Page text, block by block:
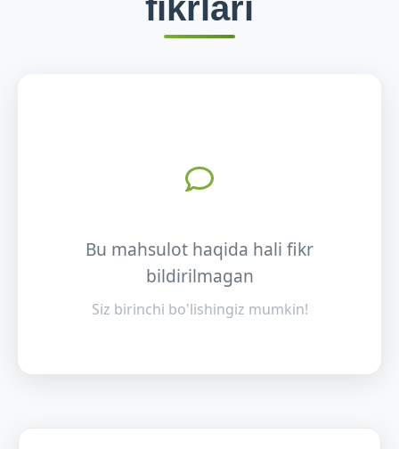
fikrlari
Bu mahsulot haqida hali fikr
bildirilmagan
Siz birinchi bo'lishingiz mumkin!